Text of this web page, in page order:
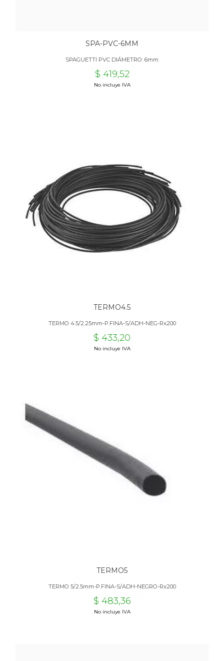
SPA-PVC-6MM
SPAGUETTI PVC DIÁMETRO: 6mm
$ 419,52
No incluye IVA
TERMO4.5
TERMO 4.5/2.25mm-P.FINA-S/ADH-NEG-Rx200
$ 433,20
No incluye IVA
TERMO5
TERMO 5/2.5mm-P.FINA-S/ADH-NEGRO-Rx200
$ 483,36
No incluye IVA